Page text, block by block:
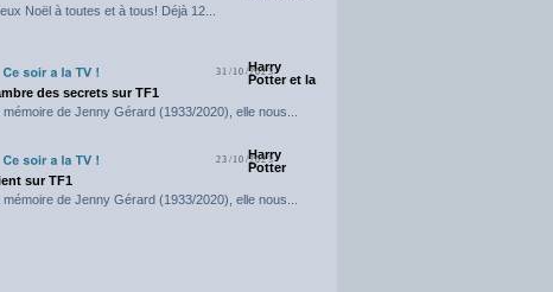
Noël à toutes et à tous! Déjà 12...
31/10/2023
Harry
Potter et la
des secrets sur TF1
mémoire de Jenny Gérard (1933/2020), elle nous...
23/10/2023
Harry
Potter
sur TF1
mémoire de Jenny Gérard (1933/2020), elle nous...